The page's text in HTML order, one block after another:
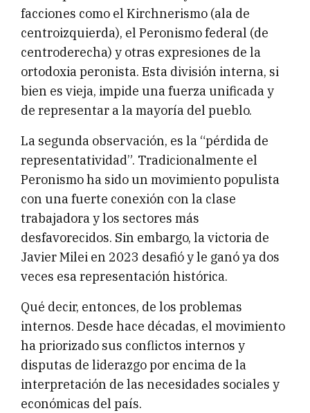
facciones como el Kirchnerismo (ala de
centroizquierda), el Peronismo federal (de
centroderecha) y otras expresiones de la
ortodoxia peronista. Esta división interna, si
bien es vieja, impide una fuerza unificada y
de representar a la mayoría del pueblo.
La segunda observación, es la “pérdida de
representatividad”. Tradicionalmente el
Peronismo ha sido un movimiento populista
con una fuerte conexión con la clase
trabajadora y los sectores más
desfavorecidos. Sin embargo, la victoria de
Javier Milei en 2023 desafió y le ganó ya dos
veces esa representación histórica.
Qué decir, entonces, de los problemas
internos. Desde hace décadas, el movimiento
ha priorizado sus conflictos internos y
disputas de liderazgo por encima de la
interpretación de las necesidades sociales y
económicas del país.